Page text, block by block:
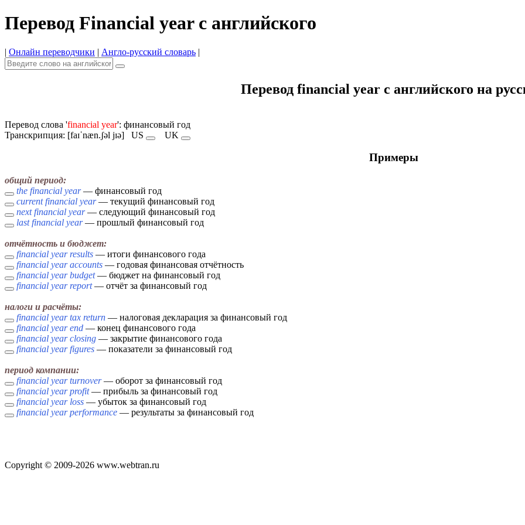
Перевод Financial year с английского
| Онлайн переводчики | Англо-русский словарь |
Перевод financial year с английского на
Перевод слова 'financial year': финансовый год
Транскрипция: [faɪˈnæn.ʃəl jɪə] US UK
Примеры
общий период:
the financial year— финансовый год
current financial year— текущий финансовый год
next financial year— следующий финансовый год
last financial year— прошлый финансовый год
отчётность и бюджет:
financial year results — итоги финансового года
financial year accounts — годовая финансовая отчётность
financial year budget— бюджет на финансовый год
financial year report— отчёт за финансовый год
налоги и расчёты:
financial year tax return — налоговая декларация за финансовый год
financial year end — конец финансового года
financial year closing — закрытие финансового года
financial year figures — показатели за финансовый год
период компании:
financial year turnover— оборот за финансовый год
financial year profit— прибыль за финансовый год
financial year loss — убыток за финансовый год
financial year performance — результаты за финансовый год
Copyright © 2009-2026 www.webtran.ru